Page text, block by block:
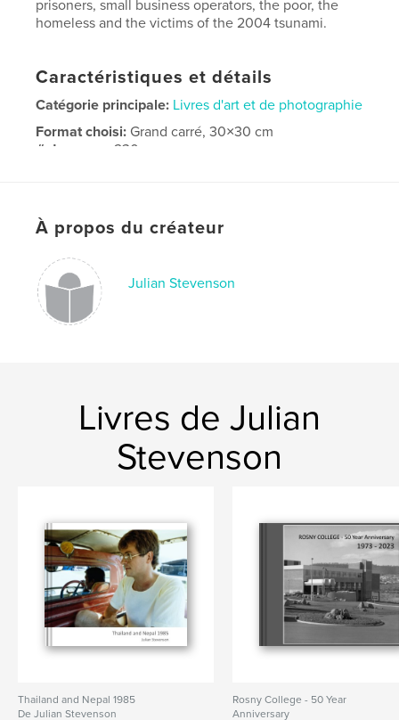
prisoners, small business operators, the poor, the
homeless and the victims of the 2004 tsunami.
Caractéristiques et détails
Catégorie principale: Livres d'art et de photographie
Format choisi: Grand carré, 30×30 cm
# de pages: 230
Mots-clés
Sri Lanka
À propos du créateur
Julian Stevenson
Livres de Julian
Stevenson
Thailand and Nepal 1985
De Julian Stevenson
Rosny College - 50 Year
Anniversary